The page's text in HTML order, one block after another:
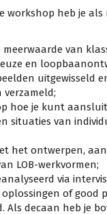
workshop heb je
van
en
uitgewisseld
verzameld;
hoe je kunt
situaties van
het ontwerpen,
LOB-werkvormen;
via
of good
Als decaan heb je